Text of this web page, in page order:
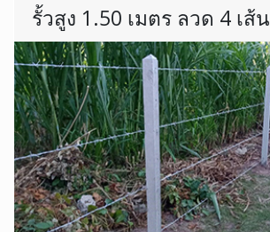
รั้วสูง 1.50 เมตร ลวด 4 เส้น